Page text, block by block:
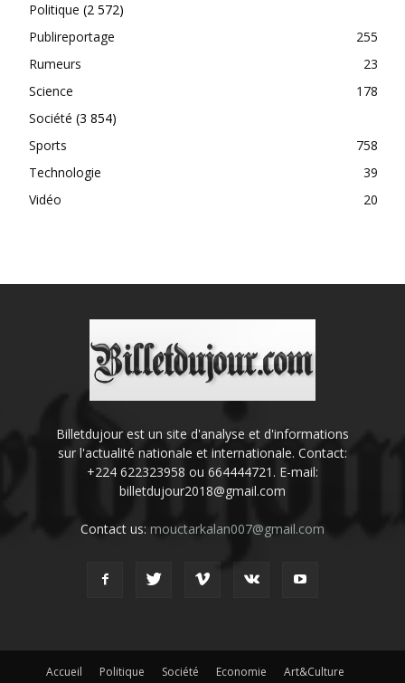
Politique (2 572)
Publireportage
255
Rumeurs
23
Science
178
Société (3 854)
Sports
758
Technologie
39
Vidéo
20
Billetdujour est un site d'analyse et d'informations
sur l'actualité nationale et internationale. Contact:
+224 622323958 ou 664444721. E-mail:
billetdujour2018@gmail.com
Contact us: mouctarkalan007@gmail.com
Accueil Politique Société Economie Art&Culture